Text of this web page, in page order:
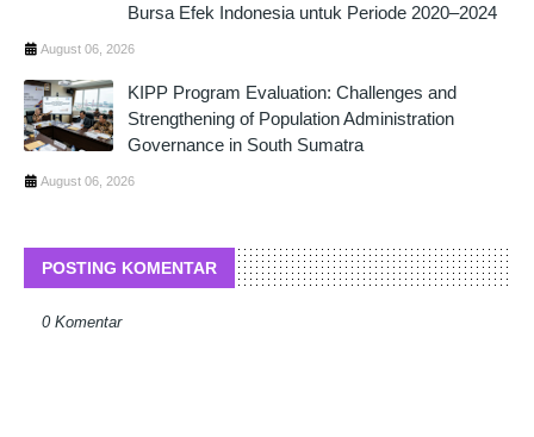
Bursa Efek Indonesia untuk Periode 2020–2024
August 06, 2026
KIPP Program Evaluation: Challenges and
Strengthening of Population Administration
Governance in South Sumatra
August 06, 2026
POSTING KOMENTAR
0 Komentar